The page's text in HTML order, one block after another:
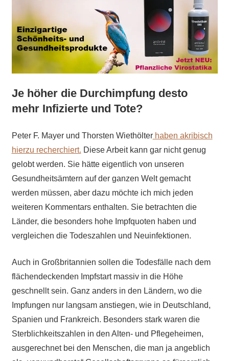
Je höher die Durchimpfung desto
mehr Infizierte und Tote?
Peter F. Mayer und Thorsten Wiethölterhaben akribisch
hierzu recherchiert. Diese Arbeit kann gar nicht genug
gelobt werden. Sie hätte eigentlich von unseren
Gesundheitsämtern auf der ganzen Welt gemacht
werden müssen, aber dazu möchte ich mich jeden
weiteren Kommentars enthalten. Sie betrachten die
Länder, die besonders hohe Impfquoten haben und
vergleichen die Todeszahlen und Neuinfektionen.
Auch in Großbritannien sollen die Todesfälle nach dem
flächendeckenden Impfstart massiv in die Höhe
geschnellt sein. Ganz anders in den Ländern, wo die
Impfungen nur langsam anstiegen, wie in Deutschland,
Spanien und Frankreich. Besonders stark waren die
Sterblichkeitszahlen in den Alten- und Pflegeheimen,
ausgerechnet bei den Menschen, die man ja angeblich